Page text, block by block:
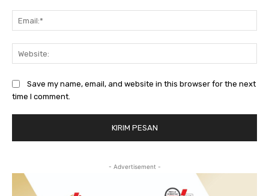
Save my name, email, and website in this browser for the next
time I comment.
- Advertisement -